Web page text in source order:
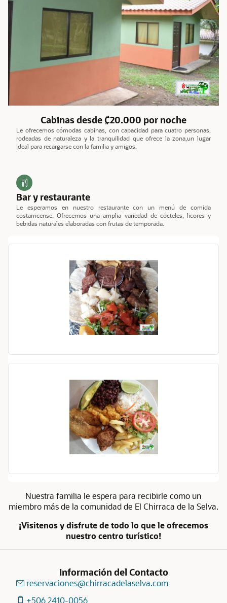
Cabinas desde ₡20.000 por noche
Le ofrecemos cómodas cabinas, con capacidad para cuatro personas,
rodeadas de naturaleza y la tranquilidad que ofrece la zona,un lugar
ideal para recargarse con la familia y amigos.
Bar y restaurante
Le esperamos en nuestro restaurante con un menú de comida
costarricense. Ofrecemos una amplia variedad de cócteles, licores y
bebidas naturales elaboradas con frutas de temporada.
Nuestra familia le espera para recibirle como un
miembro más de la comunidad de El Chirraca de la Selva.
¡Visitenos y disfrute de todo lo que le ofrecemos
nuestro centro turístico!
Información del Contacto
reservaciones@chirracadelaselva.com
+506 2410-0056